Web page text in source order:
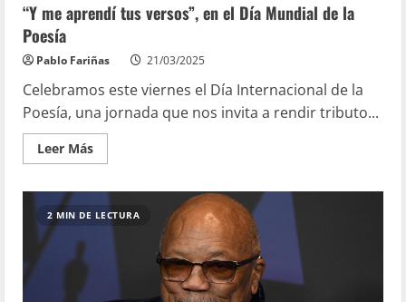
“Y me aprendí tus versos”, en el Día Mundial de la
Poesía
Pablo Fariñas 21/03/2025
Celebramos este viernes el Día Internacional de la
Poesía, una jornada que nos invita a rendir tributo...
Leer Más
2 MIN DE LECTURA